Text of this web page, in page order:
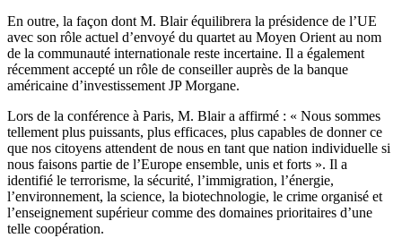
En outre, la façon dont M. Blair équilibrera la présidence de l’UE
avec son rôle actuel d’envoyé du quartet au Moyen Orient au nom
de la communauté internationale reste incertaine. Il a également
récemment accepté un rôle de conseiller auprès de la banque
américaine d’investissement JP Morgane.
Lors de la conférence à Paris, M. Blair a affirmé : « Nous sommes
tellement plus puissants, plus efficaces, plus capables de donner ce
que nos citoyens attendent de nous en tant que nation individuelle si
nous faisons partie de l’Europe ensemble, unis et forts ». Il a
identifié le terrorisme, la sécurité, l’immigration, l’énergie,
l’environnement, la science, la biotechnologie, le crime organisé et
l’enseignement supérieur comme des domaines prioritaires d’une
telle coopération.